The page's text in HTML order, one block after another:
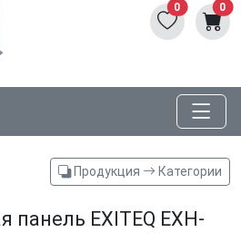
0 0
Продукция Категории
панель EXITEQ EXH-